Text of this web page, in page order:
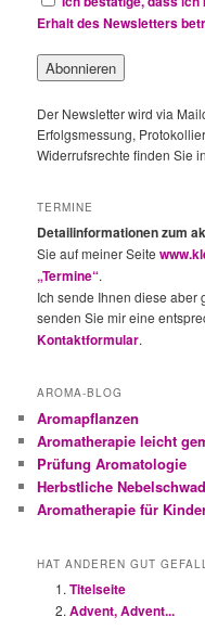
Erhalt des Newsletters
Der Newsletter wird via
Erfolgsmessung,
Widerrufsrechte finden Sie
TERMINE
Detailinformationen zum
Sie auf meiner Seite
„Termine“.
Ich sende Ihnen diese aber
senden Sie mir eine
Kontaktformular.
AROMA-BLOG
Aromapflanzen
Aromatherapie leicht
Prüfung Aromatologie
Herbstliche
Aromatherapie für
HAT ANDEREN GUT
Titelseite
Advent, Advent...